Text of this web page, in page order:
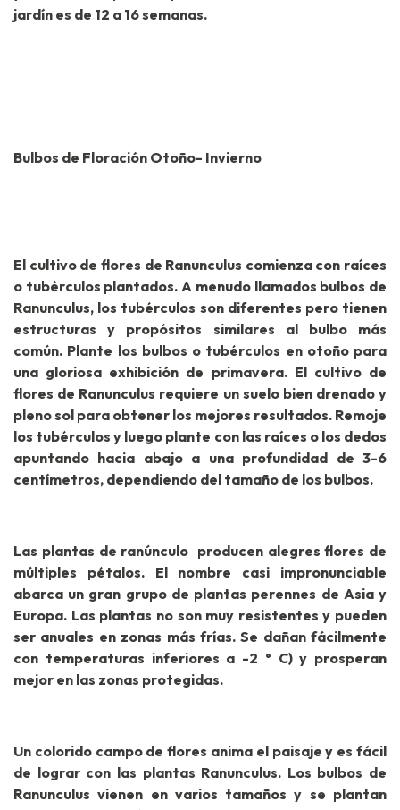
jardín es de 12 a 16 semanas.
Bulbos de Floración Otoño- Invierno
El cultivo de flores de Ranunculus comienza con raíces
o tubérculos plantados. A menudo llamados bulbos de
Ranunculus, los tubérculos son diferentes pero tienen
estructuras y propósitos similares al bulbo más
común. Plante los bulbos o tubérculos en otoño para
una gloriosa exhibición de primavera. El cultivo de
flores de Ranunculus requiere un suelo bien drenado y
pleno sol para obtener los mejores resultados. Remoje
los tubérculos y luego plante con las raíces o los dedos
apuntando hacia abajo a una profundidad de 3-6
centímetros, dependiendo del tamaño de los bulbos.
Las plantas de ranúnculo producen alegres flores de
múltiples pétalos. El nombre casi impronunciable
abarca un gran grupo de plantas perennes de Asia y
Europa. Las plantas no son muy resistentes y pueden
ser anuales en zonas más frías. Se dañan fácilmente
con temperaturas inferiores a -2 ° C) y prosperan
mejor en las zonas protegidas.
Un colorido campo de flores anima el paisaje y es fácil
de lograr con las plantas Ranunculus. Los bulbos de
Ranunculus vienen en varios tamaños y se plantan